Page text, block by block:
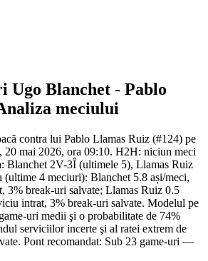
Ugo Blanchet - Pablo
meciului
contra lui Pablo Llamas Ruiz (#124) pe
20 mai 2026, ora 09:10. H2H: niciun meci
Blanchet 2V-3Î (ultimele 5), Llamas Ruiz
4 meciuri): Blanchet 5.8 ași/meci,
3% break-uri salvate; Llamas Ruiz 0.5
intrat, 3% break-uri salvate. Modelul pe
uri medii şi o probabilitate de 74%
serviciilor incerte şi al ratei extrem de
Pont recomandat: Sub 23 game-uri —